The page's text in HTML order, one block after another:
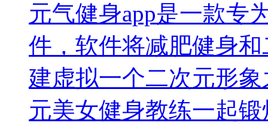
元气健身app是一款专
件，软件将减肥健身
建虚拟一个二次元形
元美女健身教练一起